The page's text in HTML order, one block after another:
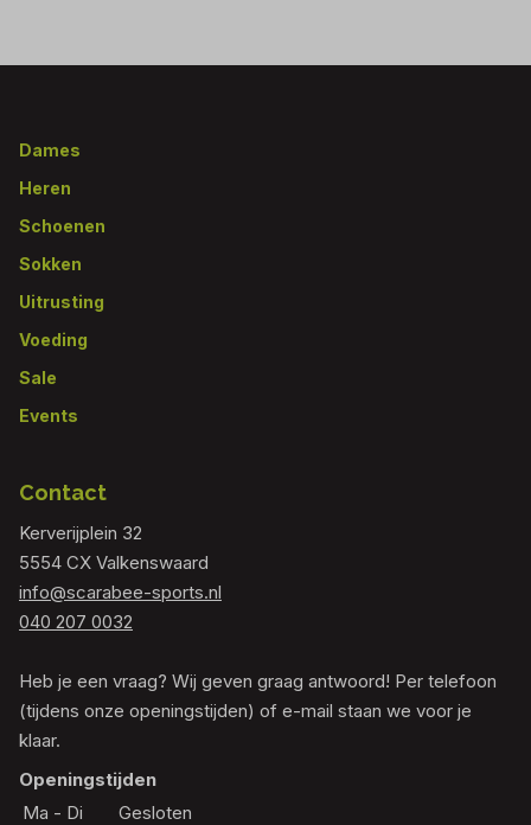
Footer
Dames
Heren
Schoenen
Sokken
Uitrusting
Voeding
Sale
Events
Contact
Kerverijplein 32
5554 CX Valkenswaard
info@scarabee-sports.nl
040 207 0032
Heb je een vraag? Wij geven graag antwoord! Per telefoon
(tijdens onze openingstijden) of e-mail staan we voor je
klaar.
Openingstijden
Ma - Di
Gesloten